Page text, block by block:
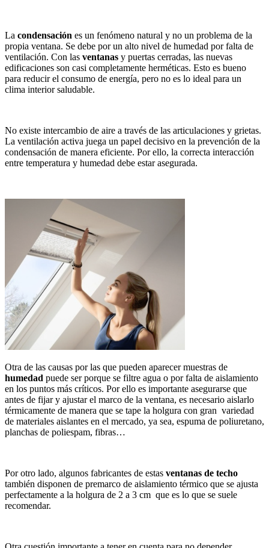
La condensación es un fenómeno natural y no un problema de la
propia ventana. Se debe por un alto nivel de humedad por falta de
ventilación. Con las ventanas y puertas cerradas, las nuevas
edificaciones son casi completamente herméticas. Esto es bueno
para reducir el consumo de energía, pero no es lo ideal para un
clima interior saludable.
No existe intercambio de aire a través de las articulaciones y grietas.
La ventilación activa juega un papel decisivo en la prevención de la
condensación de manera eficiente. Por ello, la correcta interacción
entre temperatura y humedad debe estar asegurada.
Otra de las causas por las que pueden aparecer muestras de
humedad puede ser porque se filtre agua o por falta de aislamiento
en los puntos más críticos. Por ello es importante asegurarse que
antes de fijar y ajustar el marco de la ventana, es necesario aislarlo
térmicamente de manera que se tape la holgura con gran variedad
de materiales aislantes en el mercado, ya sea, espuma de poliuretano,
planchas de poliespam, fibras…
Por otro lado, algunos fabricantes de estas ventanas de techo
también disponen de premarco de aislamiento térmico que se ajusta
perfectamente a la holgura de 2 a 3 cm que es lo que se suele
recomendar.